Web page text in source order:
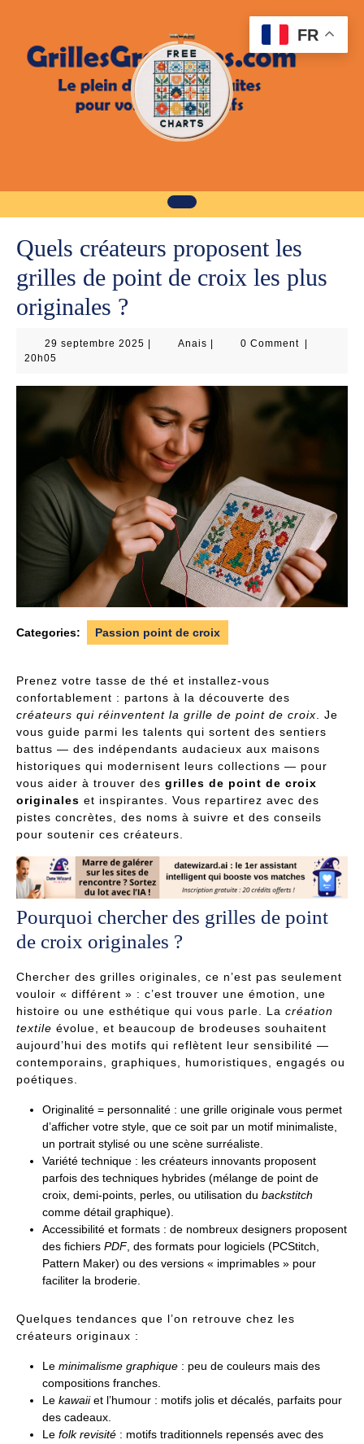
Quels créateurs proposent les
grilles de point de croix les plus
originales ?
29 septembre 2025 29
AnaisAnais 0 Comment
20h05
Categories: Passion point de croix
Prenez votre tasse de thé et installez-vous
confortablement : partons à la découverte des
créateurs qui réinventent la grille de point de croix . Je
vous guide parmi les talents qui sortent des sentiers
battus — des indépendants audacieux aux maisons
historiques qui modernisent leurs collections — pour
vous aider à trouver des grilles de point de croix
originales et inspirantes. Vous repartirez avec des
pistes concrètes, des noms à suivre et des conseils
pour soutenir ces créateurs.
Pourquoi chercher des grilles de point
de croix originales ?
Chercher des grilles originales, ce n’est pas seulement
vouloir « différent » : c’est trouver une émotion, une
histoire ou une esthétique qui vous parle. La création
textile évolue, et beaucoup de brodeuses souhaitent
aujourd’hui des motifs qui reflètent leur sensibilité —
contemporains, graphiques, humoristiques, engagés ou
poétiques.
Originalité = personnalité : une grille originale vous permet
d’afficher votre style, que ce soit par un motif minimaliste,
un portrait stylisé ou une scène surréaliste.
Variété technique : les créateurs innovants proposent
parfois des techniques hybrides (mélange de point de
croix, demi-points, perles, ou utilisation du backstitch
comme détail graphique).
Accessibilité et formats : de nombreux designers proposent
des fichiers PDF, des formats pour logiciels (PCStitch,
Pattern Maker) ou des versions « imprimables » pour
faciliter la broderie.
Quelques tendances que l’on retrouve chez les
créateurs originaux :
Le minimalisme graphique : peu de couleurs mais des
compositions franches.
Le kawaiiet l’humour : motifs jolis et décalés, parfaits pour
des cadeaux.
Le folk revisité : motifs traditionnels repensés avec des
FR